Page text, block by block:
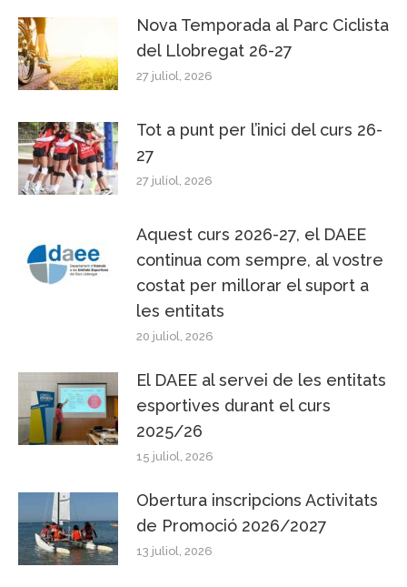
Nova Temporada al Parc Ciclista
del Llobregat 26-27
27 juliol, 2026
Tot a punt per l’inici del curs 26-
27
27 juliol, 2026
Aquest curs 2026-27, el DAEE
continua com sempre, al vostre
costat per millorar el suport a
les entitats
20 juliol, 2026
El DAEE al servei de les entitats
esportives durant el curs
2025/26
15 juliol, 2026
Obertura inscripcions Activitats
de Promoció 2026/2027
13 juliol, 2026